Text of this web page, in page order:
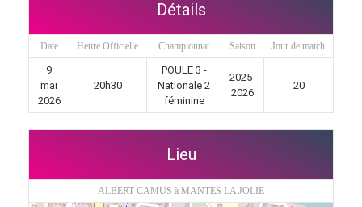
Détails
Date Heure Officielle Championnat Saison Jour de match
9
mai
2026
20h30
POULE 3 -
Nationale 2
féminine
2025-
2026
20
Lieu
ALBERT CAMUS à MANTES LA JOLIE